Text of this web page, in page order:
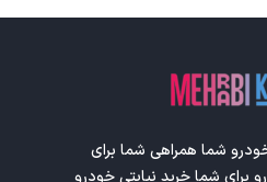
شما همراهی شما برای
برای شما خرید نیابتی خودرو